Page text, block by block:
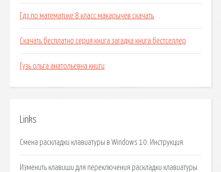
Гдз по математике 8 класс макарычев скачать
Скачать бесплатно серия книга загадка книга бестселлер
Гузь ольга анатольевна книги
Links
Смена раскладки клавиатуры в Windows 10: Инструкция.
Изменить клавиши для переключения раскладки клавиатуры.